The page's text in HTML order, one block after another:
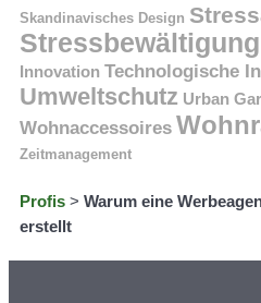
Skandinavisches Design
Stressbewältigung
Innovation Technologische
Umweltschutz Urban
Wohnaccessoires
Zeitmanagement
Profis > Warum eine
erstellt